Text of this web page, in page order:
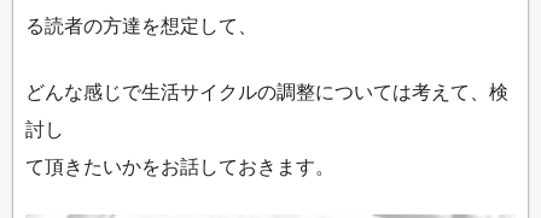
る読者の方達を想定して、
どんな感じで生活サイクルの調整については考えて、検
討し
て頂きたいかをお話しておきます。